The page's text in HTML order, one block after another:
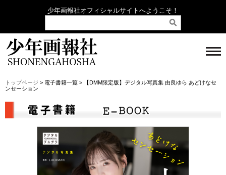
少年画報社オフィシャルサイトへようこそ！
トップページ > 電子書籍一覧 > 【DMM限定版】デジタル写真集 由良ゆら あどけなセ
ンセーション